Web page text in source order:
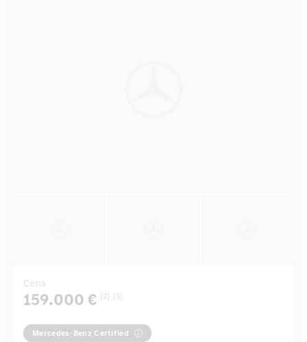
Cena
159.000 € [2] [3]
Mercedes-Benz Certified